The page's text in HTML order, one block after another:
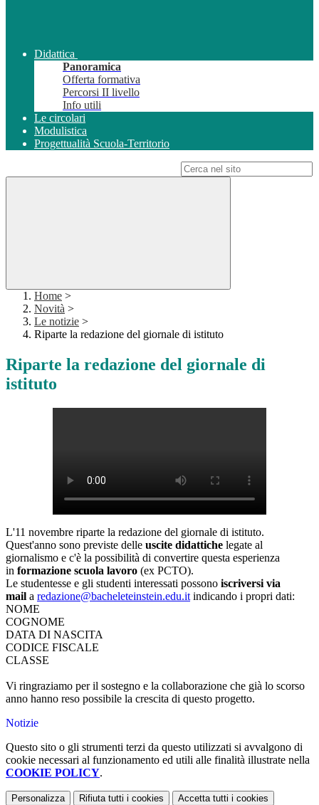
Didattica
Panoramica
Offerta formativa
Percorsi II livello
Info utili
Le circolari
Modulistica
Progettualità Scuola-Territorio
Home >
Novità >
Le notizie >
Riparte la redazione del giornale di istituto
Riparte la redazione del giornale di
istituto
L'11 novembre riparte la redazione del giornale di istituto.
Quest'anno sono previste delle uscite didattiche legate al
giornalismo e c'è la possibilità di convertire questa esperienza
in formazione scuola lavoro (ex PCTO).
Le studentesse e gli studenti interessati possono iscriversi via
mail a redazione@bacheleteinstein.edu.it indicando i propri dati:
NOME
COGNOME
DATA DI NASCITA
CODICE FISCALE
CLASSE
Vi ringraziamo per il sostegno e la collaborazione che già lo scorso
anno hanno reso possibile la crescita di questo progetto.
Notizie
Questo sito o gli strumenti terzi da questo utilizzati si avvalgono di
cookie necessari al funzionamento ed utili alle finalità illustrate nella
COOKIE POLICY.
Personalizza Rifiuta tutti i cookies Accetta tutti i cookies